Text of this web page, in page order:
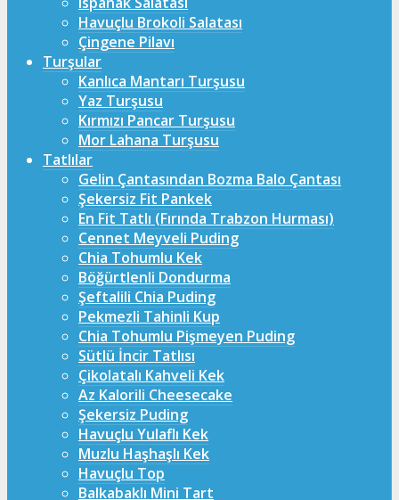
Havuçlu Brokoli Salatası
Çingene Pilavı
Turşular
Kanlıca Mantarı Turşusu
Yaz Turşusu
Kırmızı Pancar Turşusu
Mor Lahana Turşusu
Tatlılar
Gelin Çantasından Bozma Balo Çantası
Şekersiz Fit Pankek
En Fit Tatlı (Fırında Trabzon Hurması)
Cennet Meyveli Puding
Chia Tohumlu Kek
Böğürtlenli Dondurma
Şeftalili Chia Puding
Pekmezli Tahinli Kup
Chia Tohumlu Pişmeyen Puding
Sütlü İncir Tatlısı
Çikolatalı Kahveli Kek
Az Kalorili Cheesecake
Şekersiz Puding
Havuçlu Yulaflı Kek
Muzlu Haşhaşlı Kek
Havuçlu Top
Balkabaklı Mini Tart